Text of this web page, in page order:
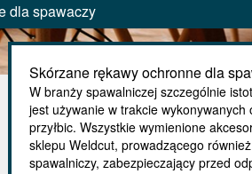
dla spawaczy
Skórzane rękawy ochronne dla
W branży spawalniczej szczególnie
jest używanie w trakcie
przyłbic. Wszystkie wymienione
sklepu Weldcut, prowadzącego
spawalniczy, zabezpieczający przed